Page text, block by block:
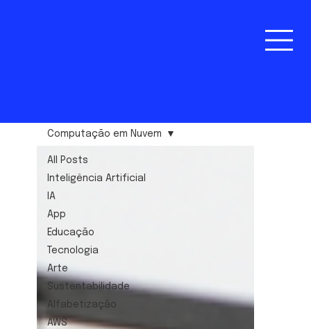
All Posts
Inteligência Artificial
IA
App
Educação
Tecnologia
Arte
Sustentabilidade
Alfabetização
AWS
Computação em Nuvem